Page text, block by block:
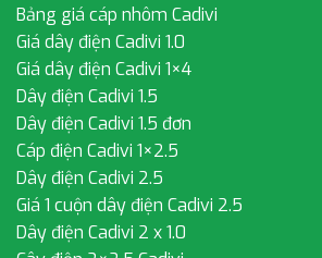
Bảng giá cáp nhôm Cadivi
Giá dây điện Cadivi 1.0
Giá dây điện Cadivi 1×4
Dây điện Cadivi 1.5
Dây điện Cadivi 1.5 đơn
Cáp điện Cadivi 1×2.5
Dây điện Cadivi 2.5
Giá 1 cuộn dây điện Cadivi 2.5
Dây điện Cadivi 2 x 1.0